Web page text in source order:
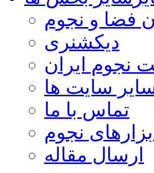
فضا و نجوم
دیکشنری
نجوم ایران
سایت ها
تماس با ما
ابزارهای نجوم
ارسال مقاله